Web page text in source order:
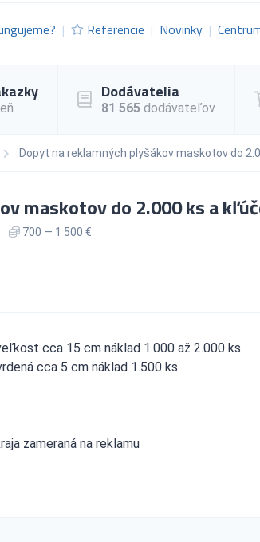
Referencie Novinky
Dodávatelia
81 565 dodávateľov
Dopyt na reklamných plyšákov maskotov do
maskotov do 2.000 ks a
700 — 1 500 €
cca 15 cm náklad 1.000 až 2.000 ks
cca 5 cm náklad 1.500 ks
zameraná na reklamu